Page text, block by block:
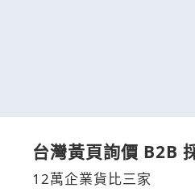
台灣黃頁詢價 B2B
12萬企業貨比三家